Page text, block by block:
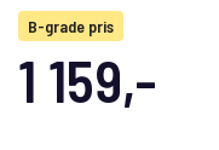
B-grade pris
1 159,-